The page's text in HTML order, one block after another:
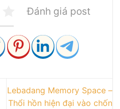
Đánh giá post
Lebadang Memory Space –
Thổi hồn hiện đại vào chốn